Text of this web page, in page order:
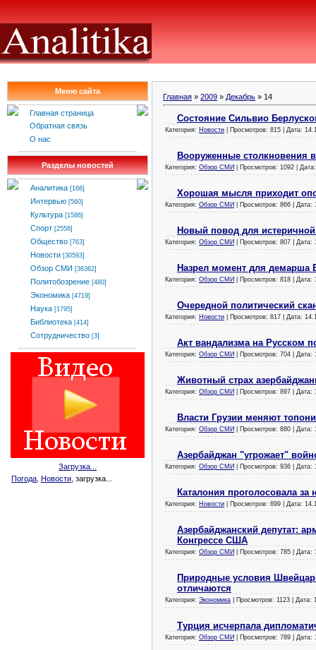
Меню сайта
Главная страница
Обратная связь
О нас
Разделы новостей
Аналитика [166]
Интервью [560]
Культура [1586]
Спорт [2558]
Общество [763]
Новости [30593]
Обзор СМИ [36362]
Политобозрение [480]
Экономика [4719]
Наука [1795]
Библиотека [414]
Сотрудничество [3]
Загрузка...
Погода Новости , загрузка...
Главная » 2009 » Декабрь » 14
Состояние Сильвио
Категория: Новости | Просмотров: 815 | Дата:
Вооруженные столкновения
Категория: Обзор СМИ | Просмотров: 1092 |
Хорошая мысля приходит
Категория: Обзор СМИ | Просмотров: 866 | Дата:
Новый повод для
Категория: Обзор СМИ | Просмотров: 807 | Дата:
Назрел момент для демарша
Категория: Обзор СМИ | Просмотров: 818 | Дата:
Очередной политический
Категория: Новости | Просмотров: 817 | Дата:
Акт вандализма на Русском
Категория: Обзор СМИ | Просмотров: 704 | Дата:
Животный страх
Категория: Обзор СМИ | Просмотров: 897 | Дата:
Власти Грузии меняют
Категория: Обзор СМИ | Просмотров: 880 | Дата:
Азербайджан "угрожает"
Категория: Обзор СМИ | Просмотров: 936 | Дата:
Каталония проголосовала за
Категория: Новости | Просмотров: 699 | Дата:
Азербайджанский депутат:
Конгрессе США
Категория: Обзор СМИ | Просмотров: 785 | Дата:
Природные условия
отличаются
Категория: Экономика | Просмотров: 1123 | Дата:
Турция исчерпала
Категория: Обзор СМИ | Просмотров: 789 | Дата: